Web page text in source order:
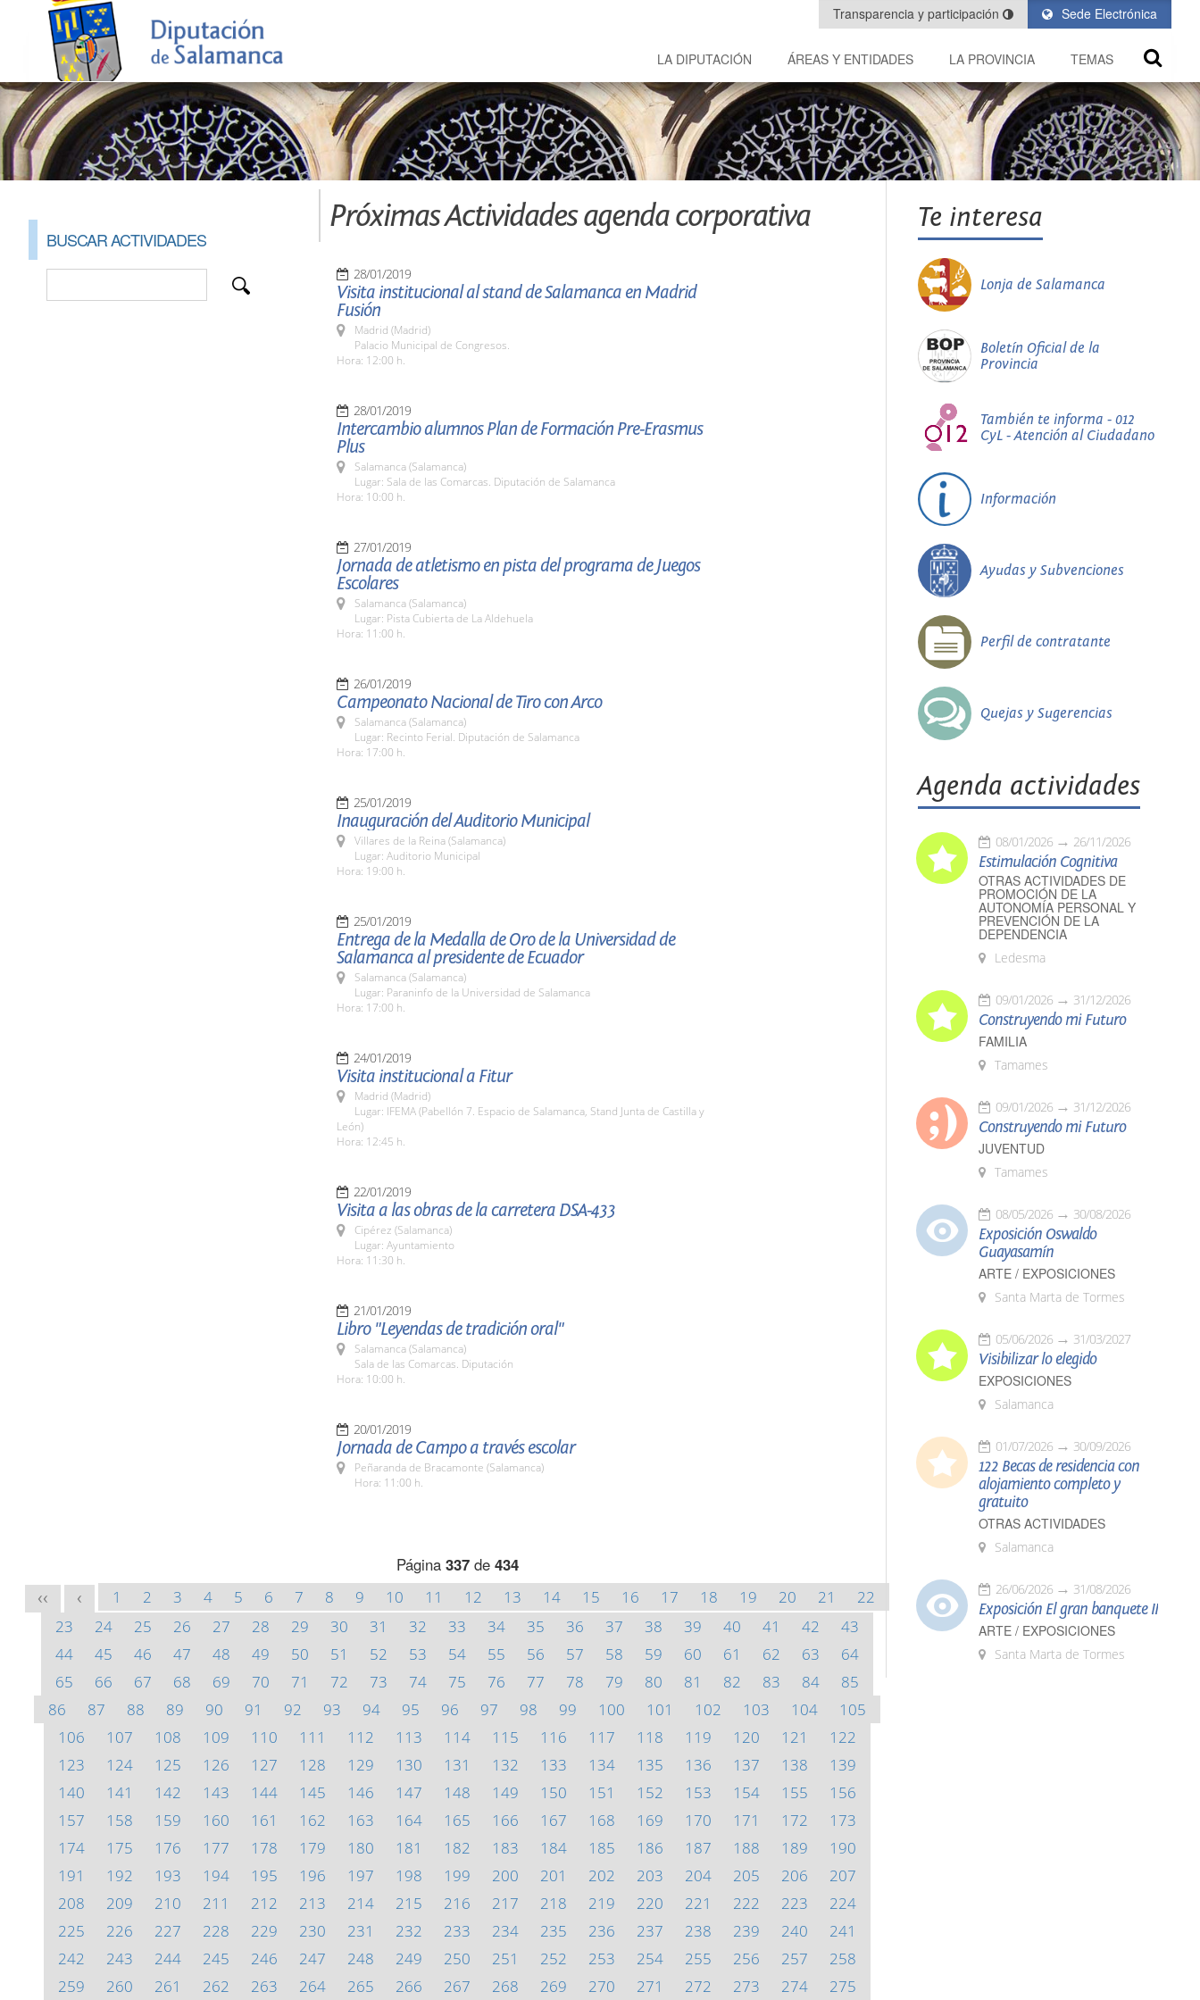
Sede Electrónica
Transparencia y participación
LA DIPUTACIÓN ÁREAS Y ENTIDADES LA PROVINCIA TEMAS
BUSCAR ACTIVIDADES
Próximas Actividades agenda corporativa
28/01/2019
Visita institucional al stand de Salamanca en Madrid
Fusión
Madrid (Madrid)
Palacio Municipal de Congresos.
Hora: 12:00 h.
28/01/2019
Intercambio alumnos Plan de Formación Pre-Erasmus
Plus
Salamanca (Salamanca)
Lugar: Sala de las Comarcas. Diputación de Salamanca
Hora: 10:00 h.
27/01/2019
Jornada de atletismo en pista del programa de Juegos
Escolares
Salamanca (Salamanca)
Lugar: Pista Cubierta de La Aldehuela
Hora: 11:00 h.
26/01/2019
Campeonato Nacional de Tiro con Arco
Salamanca (Salamanca)
Lugar: Recinto Ferial. Diputación de Salamanca
Hora: 17:00 h.
25/01/2019
Inauguración del Auditorio Municipal
Villares de la Reina (Salamanca)
Lugar: Auditorio Municipal
Hora: 19:00 h.
25/01/2019
Entrega de la Medalla de Oro de la Universidad de
Salamanca al presidente de Ecuador
Salamanca (Salamanca)
Lugar: Paraninfo de la Universidad de Salamanca
Hora: 17:00 h.
24/01/2019
Visita institucional a Fitur
Madrid (Madrid)
Lugar: IFEMA (Pabellón 7. Espacio de Salamanca, Stand Junta de Castilla y
León)
Hora: 12:45 h.
22/01/2019
Visita a las obras de la carretera DSA-433
Cipérez (Salamanca)
Lugar: Ayuntamiento
Hora: 11:30 h.
21/01/2019
Libro "Leyendas de tradición oral"
Salamanca (Salamanca)
Sala de las Comarcas. Diputación
Hora: 10:00 h.
20/01/2019
Jornada de Campo a través escolar
Peñaranda de Bracamonte (Salamanca)
Hora: 11:00 h.
Página 337de 434
<< < 1 2 3 4 5 6 7 8 9 10 11 12 13 14 15 16 17 18 19 20 21
22
23
24 25 26 27 28 29 30 31 32 33 34 35 36 37 38 39 40 41 42
43
44
45 46 47 48 49 50 51 52 53 54 55 56 57 58 59 60 61 62 63
64
65
66 67 68 69 70 71 72 73 74 75 76 77 78 79 80 81 82 83 84
85
86
87 88 89 90 91 92 93 94 95 96 97 98 99 100 101 102 103 104
105
106
107 108 109 110 111 112 113 114 115 116 117 118 119 120 121
122
123
124 125 126 127 128 129 130 131 132 133 134 135 136 137 138
139
140
141 142 143 144 145 146 147 148 149 150 151 152 153 154 155
156
157
158 159 160 161 162 163 164 165 166 167 168 169 170 171 172
173
174
175 176 177 178 179 180 181 182 183 184 185 186 187 188 189
190
191
192 193 194 195 196 197 198 199 200 201 202 203 204 205 206
207
208
209 210 211 212 213 214 215 216 217 218 219 220 221 222 223
224
225
226 227 228 229 230 231 232 233 234 235 236 237 238 239 240
241
242
243 244 245 246 247 248 249 250 251 252 253 254 255 256 257
258
259
260 261 262 263 264 265 266 267 268 269 270 271 272 273 274 275
Te interesa
Lonja de Salamanca
Boletín Oficial de la
Provincia
También te informa - 012
CyL - Atención al Ciudadano
Información
Ayudas y Subvenciones
Perfil de contratante
Quejas y Sugerencias
Agenda actividades
08/01/2026 26/11/2026
Estimulación Cognitiva
OTRAS ACTIVIDADES DE
PROMOCIÓN DE LA
AUTONOMÍA PERSONAL Y
PREVENCIÓN DE LA
DEPENDENCIA
Ledesma
09/01/2026 31/12/2026
Construyendo mi Futuro
FAMILIA
Tamames
09/01/2026 31/12/2026
Construyendo mi Futuro
JUVENTUD
Tamames
08/05/2026 30/08/2026
Exposición Oswaldo
Guayasamín
ARTE / EXPOSICIONES
Santa Marta de Tormes
05/06/2026 31/03/2027
Visibilizar lo elegido
EXPOSICIONES
Salamanca
01/07/2026 30/09/2026
122 Becas de residencia con
alojamiento completo y
gratuito
OTRAS ACTIVIDADES
Salamanca
26/06/2026 31/08/2026
Exposición El gran banquete II
ARTE / EXPOSICIONES
Santa Marta de Tormes